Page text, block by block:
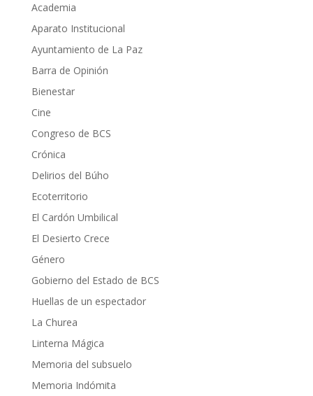
Academia
Aparato Institucional
Ayuntamiento de La Paz
Barra de Opinión
Bienestar
Cine
Congreso de BCS
Crónica
Delirios del Búho
Ecoterritorio
El Cardón Umbilical
El Desierto Crece
Género
Gobierno del Estado de BCS
Huellas de un espectador
La Churea
Linterna Mágica
Memoria del subsuelo
Memoria Indómita